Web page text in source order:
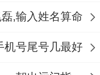
,输入姓名算命
机号尾号几最好